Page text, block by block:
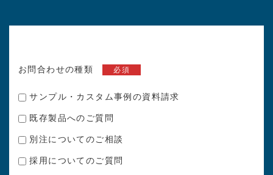
お問合わせの種類 必須
サンプル・カスタム事例の資料請求
既存製品へのご質問
別注についてのご相談
採用についてのご質問